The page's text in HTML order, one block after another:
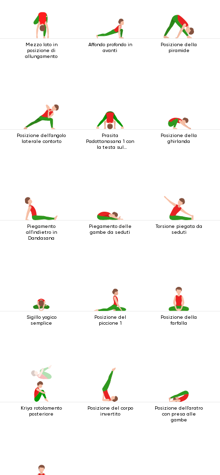
Mezzo loto in
posizione di
allungamento
Affondo profondo in
avanti
Posizione della
piramide
Posizione dell'angolo
laterale contorto
Prasita
Padottanasana 1 con
la testa sul
Posizione della
ghirlanda
Piegamento
all'indietro in
Dandasana
Piegamento delle
gambe da seduti
Torsione piegata da
seduti
Sigillo yogico
semplice
Posizione del
piccione 1
Posizione della
farfalla
Kriya rotolamento
posteriore
Posizione del corpo
invertito
Posizione dell'aratro
con presa alle
gambe